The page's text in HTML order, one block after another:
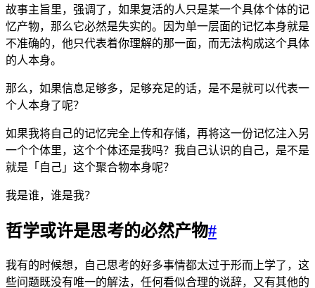
故事主旨里，强调了，如果复活的人只是某一个具体个体的记
忆产物，那么它必然是失实的。因为单一层面的记忆本身就是
不准确的，他只代表着你理解的那一面，而无法构成这个具体
的人本身。
那么，如果信息足够多，足够充足的话，是不是就可以代表一
个人本身了呢？
如果我将自己的记忆完全上传和存储，再将这一份记忆注入另
一个个体里，这个个体还是我吗？我自己认识的自己，是不是
就是「自己」这个聚合物本身呢？
我是谁，谁是我？
哲学或许是思考的必然产物#
我有的时候想，自己思考的好多事情都太过于形而上学了，这
些问题既没有唯一的解法，任何看似合理的说辞，又有其他的